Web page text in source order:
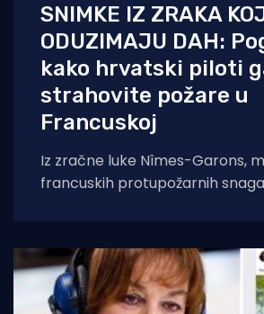
SNIMKE IZ ZRAKA
ODUZIMAJU DAH:
kako hrvatski piloti
strahovite požare u
Francuskoj
Iz zračne luke Nîmes-Garons,
francuskih protupožarnih